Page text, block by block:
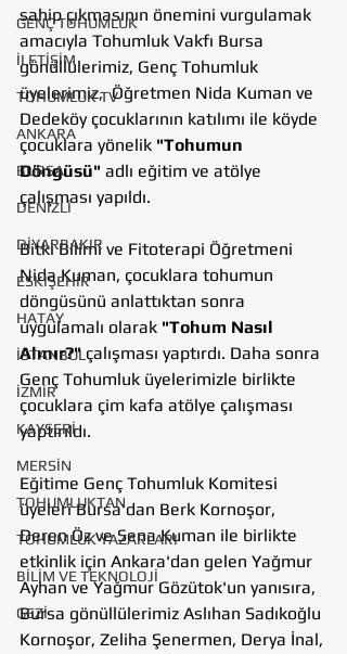
GENÇ TOHUMLUK
İLETİŞİM
TOHUMLUK TV
ANKARA
BURSA
DENİZLİ
DİYARBAKIR
ESKİŞEHİR
HATAY
İSTANBUL
İZMİR
KAYSERİ
MERSİN
TOHUMLUKTAN
TOHUMLUK YAZARLARI
BİLİM VE TEKNOLOJİ
GEZİ
sahip çıkmasının önemini vurgulamak
amacıyla Tohumluk Vakfı Bursa
gönüllülerimiz, Genç Tohumluk
üyelerimiz,  Öğretmen Nida Kuman ve
Dedeköy çocuklarının katılımı ile köyde
çocuklara yönelik "Tohumun
Döngüsü" adlı eğitim ve atölye
çalışması yapıldı.
Bitki Bilimi ve Fitoterapi Öğretmeni
Nida Kuman, çocuklara tohumun
döngüsünü anlattıktan sonra
uygulamalı olarak "Tohum Nasıl
Alınır?" çalışması yaptırdı. Daha sonra
Genç Tohumluk üyelerimizle birlikte
çocuklara çim kafa atölye çalışması
yaptırıldı.
Eğitime Genç Tohumluk Komitesi
üyeleri Bursa'dan Berk Kornoşor,
Deren Öz ve Sena Kuman ile birlikte
etkinlik için Ankara'dan gelen Yağmur
Ayhan ve Yağmur Gözütok'un yanısıra,
Bursa gönüllülerimiz Aslıhan Sadıkoğlu
Kornoşor, Zeliha Şenermen, Derya İnal,